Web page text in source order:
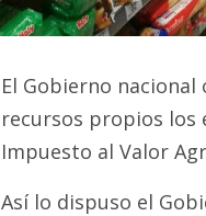
El Gobierno
recursos propios los
Impuesto al Valor
Así lo dispuso el